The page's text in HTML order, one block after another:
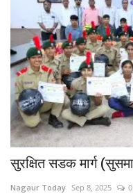
सुरक्षित सडक मार्ग
Nagaur Today Sep 8, 2025 0